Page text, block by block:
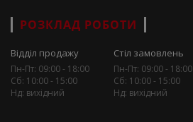
РОЗКЛАД РОБОТИ
Відділ продажу
Пн-Пт: 09:00 - 18:00
Сб: 10:00 - 15:00
Нд: вихідний
Стіл замовлень
Пн-Пт: 09:00 - 18:00
Сб: 10:00 - 15:00
Нд: вихідний